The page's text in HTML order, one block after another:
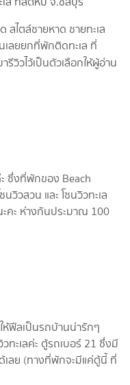
ไตล์ชายหาด ชายทะเล
ลยยกที่พักติดทะเล ที่
วิวไว้เป็นตัวเลือกให้ผู้อ่าน
ซึ่งที่พักของ Beach
วิวสวน และ โซนวิวทะเล
คะ ห่างกันประมาณ 100
ฟีลเป็นรถบ้านน่ารักๆ
ทะเลค่ะ ตู้รถเบอร์ 21 ซึ่งมี
เลย (ทางที่พักจะมีแค่ตู้นี้ ที่